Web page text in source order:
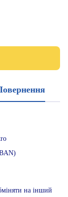
на інший